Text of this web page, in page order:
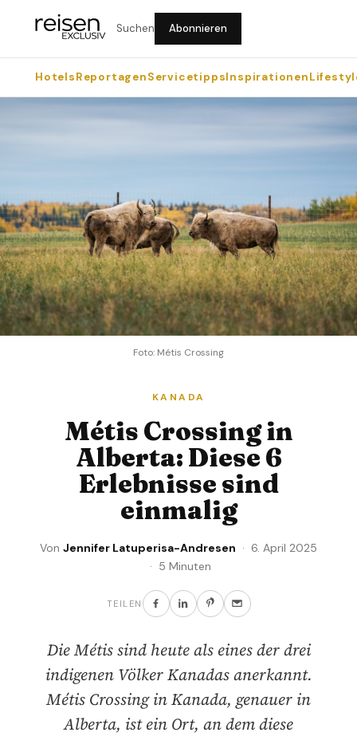
Suchen Abonnieren
HotelsReportagenServicetippsInspirationen
Foto: Métis Crossing
KANADA
Métis Crossing in
Alberta: Diese 6
Erlebnisse sind
einmalig
Von Jennifer Latuperisa-Andresen · 6. April 2025
· 5 Minuten
TEILEN
Die Métis sind heute als eines der drei
indigenen Völker Kanadas anerkannt.
Métis Crossing in Kanada, genauer in
Alberta, ist ein Ort, an dem diese